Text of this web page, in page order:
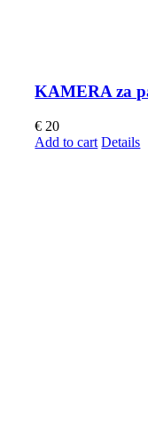
KAMERA za
€ 20
Add to cart Details